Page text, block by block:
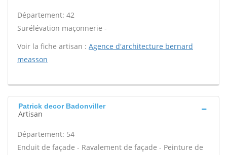
Département: 42
Surélévation maçonnerie -
Voir la fiche artisan : Agence d'architecture bernard
measson
Patrick decor Badonviller
Artisan
Département: 54
Enduit de façade - Ravalement de façade - Peinture de